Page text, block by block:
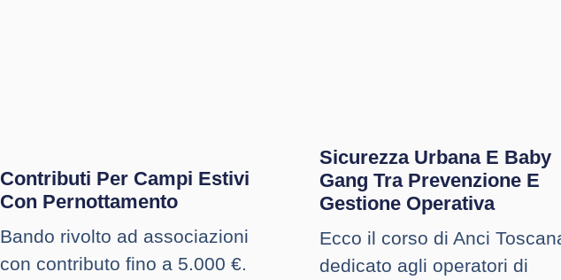
Contributi Per Campi Estivi
Con Pernottamento
Bando rivolto ad associazioni
con contributo fino a 5.000 €.
Sicurezza Urbana E Baby
Gang Tra Prevenzione E
Gestione Operativa
Ecco il corso di Anci
dedicato agli operatori di